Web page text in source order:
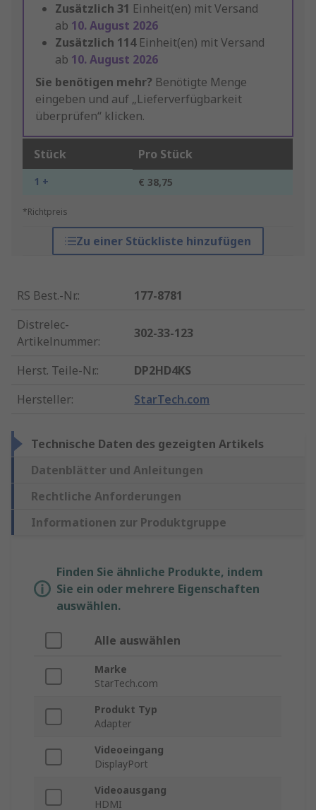
Zusätzlich 31 Einheit(en) mit Versand
ab 10. August 2026
Zusätzlich 114 Einheit(en) mit Versand
ab 10. August 2026
Sie benötigen mehr? Benötigte Menge
eingeben und auf „Lieferverfügbarkeit
überprüfen“ klicken.
Stück Pro Stück
1 + € 38,75
*Richtpreis
Zu einer Stückliste hinzufügen
RS Best.-Nr.:
177-8781
Distrelec-
Artikelnummer:
302-33-123
Herst. Teile-Nr.:
DP2HD4KS
Hersteller: StarTech.com
Technische Daten des gezeigten Artikels
Datenblätter und Anleitungen
Rechtliche Anforderungen
Informationen zur Produktgruppe
Finden Sie ähnliche Produkte, indem
Sie ein oder mehrere Eigenschaften
auswählen.
Alle auswählen
Marke
StarTech.com
Produkt Typ
Adapter
Videoeingang
DisplayPort
Videoausgang
HDMI